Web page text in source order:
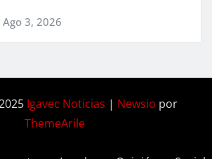
Ago 3, 2026
Igavec Noticias | Newsio por
ThemeArile